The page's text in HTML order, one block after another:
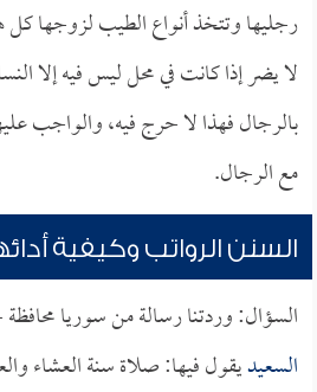
رجليها وتتخذ أنواع الطيب لزوجها كل
لا يضر إذا كانت في محل ليس فيه إلا
بالرجال فهذا لا حرج فيه، والواجب
مع الرجال.
السنن الرواتب وكيفية
السؤال: وردتنا رسالة من سوريا
السعيديقول فيها: صلاة سنة العشاء